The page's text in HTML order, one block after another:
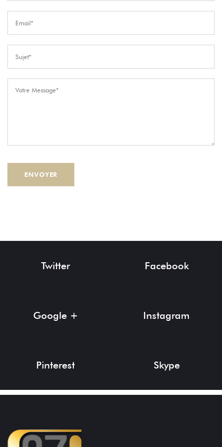
Twitter Facebook
Google + Instagram
Pinterest Skype